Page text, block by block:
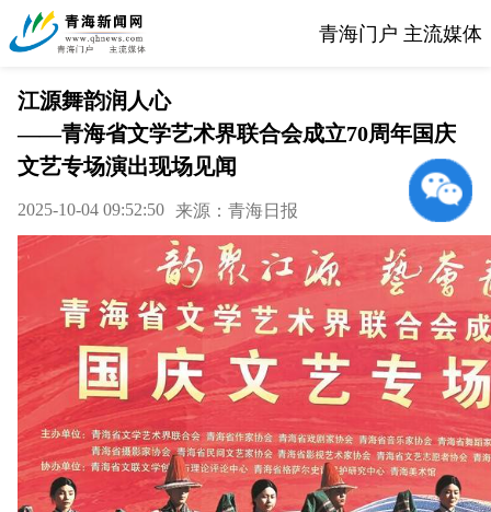
青海门户 主流媒体
江源舞韵润人心
——青海省文学艺术界联合会成立70周年国庆
文艺专场演出现场见闻
2025-10-04 09:52:50 来源：青海日报